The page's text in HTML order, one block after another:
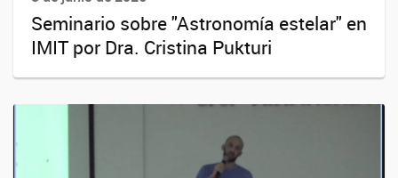
Seminario sobre "Astronomía estelar" en
IMIT por Dra. Cristina Pukturi